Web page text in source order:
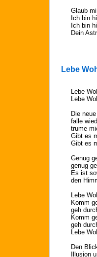
Glaub
Ich bin
Ich bin
Dein
Lebe
Lebe
Lebe
Die
falle
trume
Gibt es
Gibt es
Genug
genug
Es ist
den
Lebe
Komm
geh
Komm
geh
Lebe
Den
Illusion